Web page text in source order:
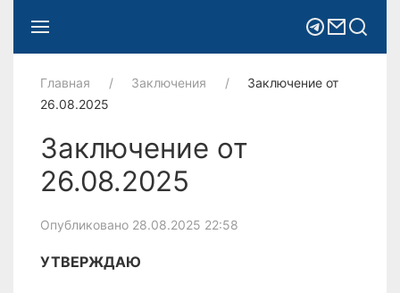
Главная Заключения
Заключение от
26.08.2025
Заключение от
26.08.2025
Опубликовано 28.08.2025 22:58
УТВЕРЖДАЮ